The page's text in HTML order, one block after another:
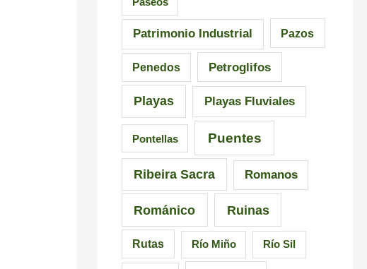
Patrimonio Industrial Pazos
Penedos Petroglifos
Playas Playas Fluviales
Pontellas Puentes
Ribeira Sacra Romanos
Románico Ruinas
Rutas Río Miño Río Sil